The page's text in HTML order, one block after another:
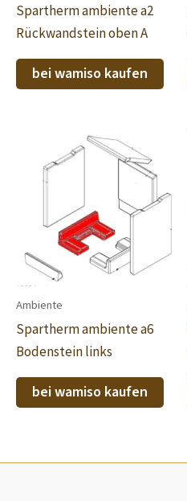
Spartherm ambiente a2
Rückwandstein oben A
bei wamiso kaufen
Ambiente
Spartherm ambiente a6
Bodenstein links
bei wamiso kaufen